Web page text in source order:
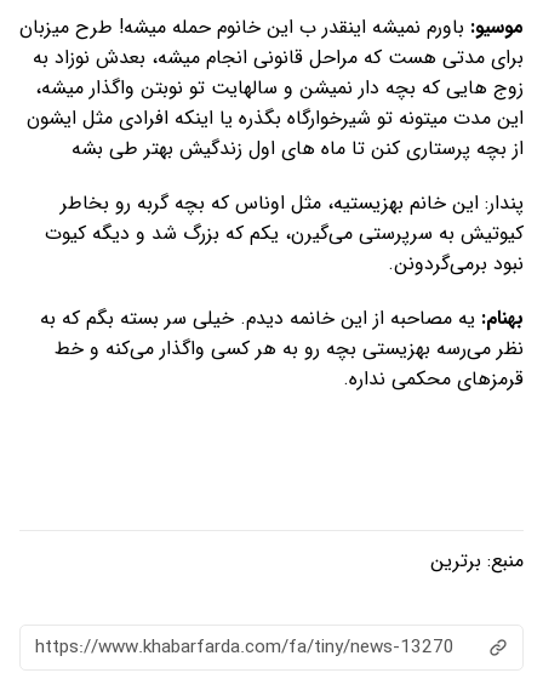
موسیو: باورم نمیشه اینقدر ب این خانوم حمله میشه! طرح میزبان
برای مدتی هست که مراحل قانونی انجام میشه، بعدش نوزاد به
زوج هایی که بچه دار نمیشن و سالهایت تو نوبتن واگذار میشه،
این مدت میتونه تو شیرخوارگاه بگذره یا اینکه افرادی مثل ایشون
از بچه پرستاری کنن تا ماه های اول زندگیش بهتر طی بشه
پندار: این خانم بهزیستیه، مثل اوناس که بچه گربه رو بخاطر
کیوتیش به سرپرستی می‌گیرن، یکم که بزرگ شد و دیگه کیوت
نبود برمی‌گردونن.
بهنام: یه مصاحبه از این خانمه دیدم. خیلی سر بسته بگم که به
نظر می‌رسه بهزیستی بچه رو به هر کسی واگذار می‌کنه و خط
قرمزهای محکمی نداره.
منبع: برترین
https://www.khabarfarda.com/fa/tiny/news-13270